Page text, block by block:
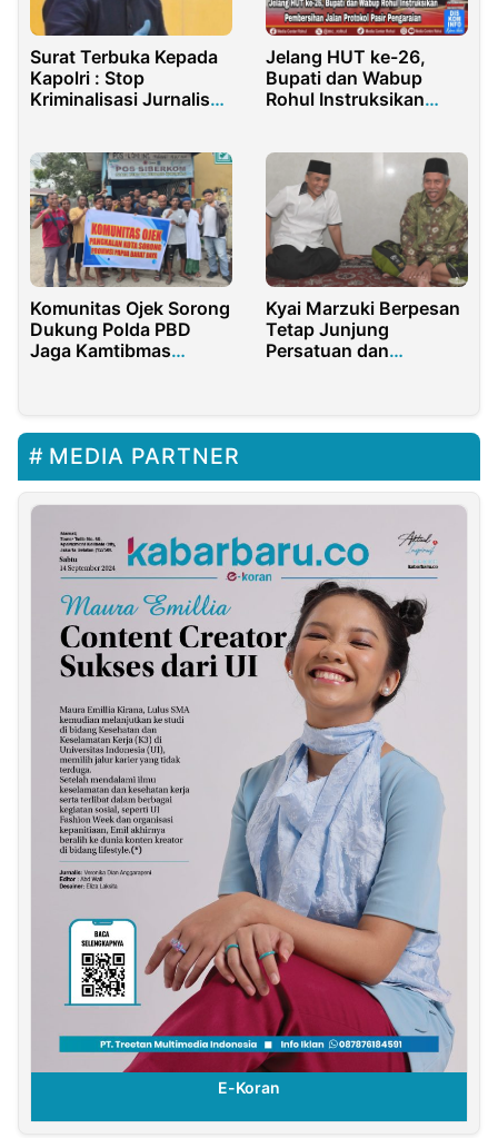
Surat Terbuka Kepada
Kapolri : Stop
Kriminalisasi Jurnalis
Jelang HUT ke-26,
Bupati dan Wabup
Rohul Instruksikan
Pengaraian
Komunitas Ojek Sorong
Dukung Polda PBD
Jaga Kamtibmas
Kyai Marzuki Berpesan
Tetap Junjung
Persatuan dan
MEDIA PARTNER
E-Koran